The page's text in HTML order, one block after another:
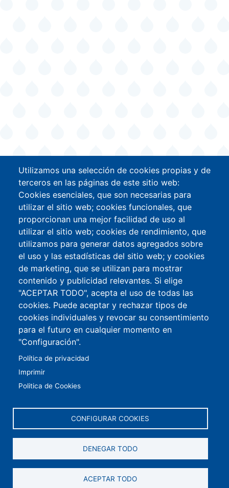
Utilizamos una selección de cookies propias y de
terceros en las páginas de este sitio web:
Cookies esenciales, que son necesarias para
utilizar el sitio web; cookies funcionales, que
proporcionan una mejor facilidad de uso al
utilizar el sitio web; cookies de rendimiento, que
utilizamos para generar datos agregados sobre
el uso y las estadísticas del sitio web; y cookies
de marketing, que se utilizan para mostrar
contenido y publicidad relevantes. Si elige
"ACEPTAR TODO", acepta el uso de todas las
cookies. Puede aceptar y rechazar tipos de
cookies individuales y revocar su consentimiento
para el futuro en cualquier momento en
"Configuración".
Política de privacidad
Imprimir
Politica de Cookies
CONFIGURAR COOKIES
DENEGAR TODO
ACEPTAR TODO